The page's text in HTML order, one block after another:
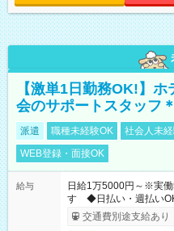
【激単1日勤務OK!】
会のサポートスタッフ
派遣 職種未経験OK 社会人未
WEB登録・面接OK
給与
日給1万5000円～※実
す ◆日払い・週払い
も異なります
交通費別途支給あり